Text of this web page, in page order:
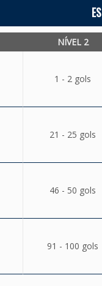
NÍVEL 2
1 - 2 gols
21 - 25 gols
46 - 50 gols
91 - 100 gols